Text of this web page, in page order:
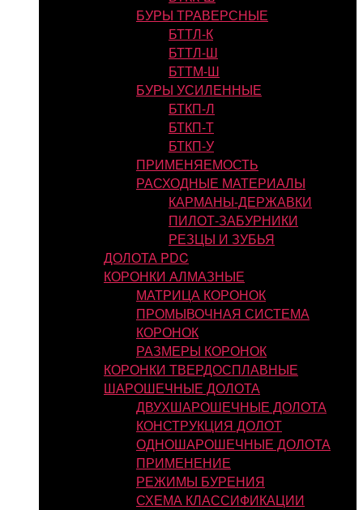
БУРЫ ТРАВЕРСНЫЕ
БТТЛ-К
БТТЛ-Ш
БТТМ-Ш
БУРЫ УСИЛЕННЫЕ
БТКП-Л
БТКП-Т
БТКП-У
ПРИМЕНЯЕМОСТЬ
РАСХОДНЫЕ МАТЕРИАЛЫ
КАРМАНЫ-ДЕРЖАВКИ
ПИЛОТ-ЗАБУРНИКИ
РЕЗЦЫ И ЗУБЬЯ
ДОЛОТА PDC
КОРОНКИ АЛМАЗНЫЕ
МАТРИЦА КОРОНОК
ПРОМЫВОЧНАЯ СИСТЕМА
КОРОНОК
РАЗМЕРЫ КОРОНОК
КОРОНКИ ТВЕРДОСПЛАВНЫЕ
ШАРОШЕЧНЫЕ ДОЛОТА
ДВУХШАРОШЕЧНЫЕ ДОЛОТА
КОНСТРУКЦИЯ ДОЛОТ
ОДНОШАРОШЕЧНЫЕ ДОЛОТА
ПРИМЕНЕНИЕ
РЕЖИМЫ БУРЕНИЯ
СХЕМА КЛАССИФИКАЦИИ